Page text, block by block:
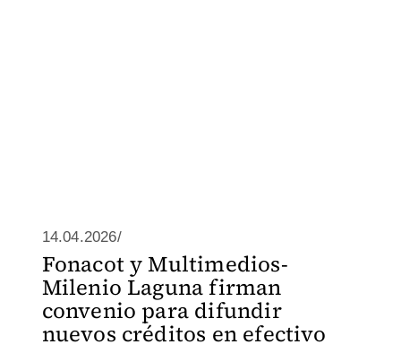
14.04.2026/
Fonacot y Multimedios-
Milenio Laguna firman
convenio para difundir
nuevos créditos en efectivo